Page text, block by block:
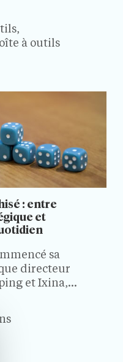
de
à taux
à outils
: entre
et
sa
directeur
et Ixina,
de la
que multi-